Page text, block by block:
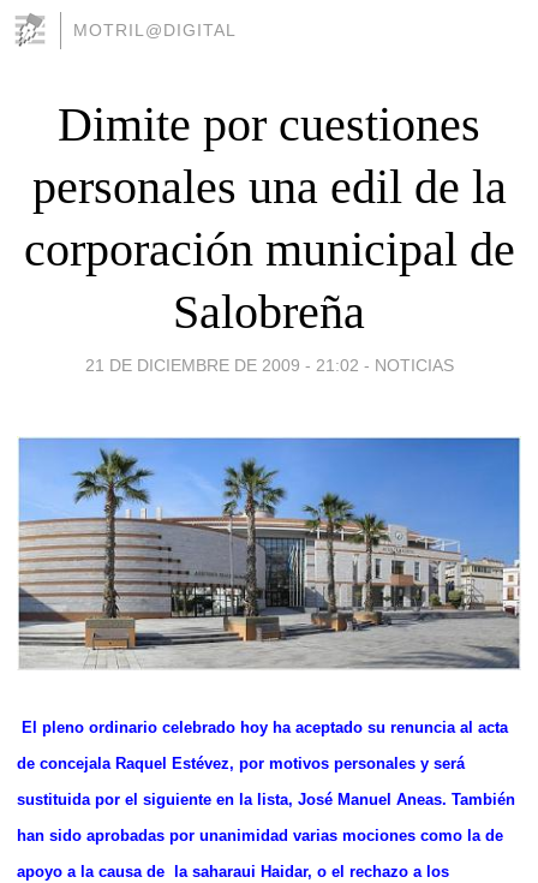
MOTRIL@DIGITAL
Dimite por cuestiones
personales una edil de la
corporación municipal de
Salobreña
21 DE DICIEMBRE DE 2009 - 21:02 - NOTICIAS
El pleno ordinario celebrado hoy ha aceptado su renuncia al acta
de concejala Raquel Estévez, por motivos personales y será
sustituida por el siguiente en la lista, José Manuel Aneas. También
han sido aprobadas por unanimidad varias mociones como la de
apoyo a la causa de
la saharaui Haidar, o el rechazo a los